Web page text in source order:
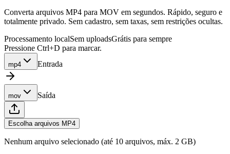
Converta arquivos MP4 para MOV em segundos. Rápido, seguro e
totalmente privado. Sem cadastro, sem taxas, sem restrições ocultas.
Processamento localSem uploadsGrátis para sempre
Pressione Ctrl+D para marcar.
mp4 Entrada
mov Saída
Escolha arquivos MP4
Nenhum arquivo selecionado (até 10 arquivos, máx. 2 GB)